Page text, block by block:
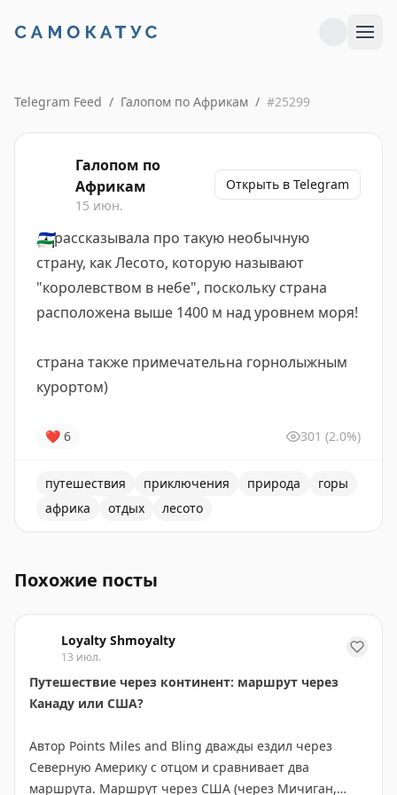
Telegram Feed / Галопом по Африкам / #25299
Галопом по
Африкам
15 июн.
Открыть в Telegram
🇱🇸рассказывала про такую необычную
страну, как Лесото, которую называют
"королевством в небе", поскольку страна
расположена выше 1400 м над уровнем моря!
страна также примечательна горнолыжным
курортом)
❤ 6 301 (2.0%)
путешествия приключения природа
горы
африка
отдых лесото
Похожие посты
Loyalty Shmoyalty
13 июл.
Путешествие через континент: маршрут через
Канаду или США?
Автор Points Miles and Bling дважды ездил через
Северную Америку с отцом и сравнивает два
маршрута. Маршрут через США (через Мичиган,